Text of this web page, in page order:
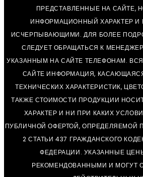
ПРЕДСТАВЛЕННЫЕ НА САЙТЕ,
ИНФОРМАЦИОННЫЙ ХАРАКТЕР И
ИСЧЕРПЫВАЮЩИМИ. ДЛЯ БОЛЕЕ
СЛЕДУЕТ ОБРАЩАТЬСЯ К
УКАЗАННЫМ НА САЙТЕ ТЕЛЕФОНАМ.
САЙТЕ ИНФОРМАЦИЯ,
ТЕХНИЧЕСКИХ ХАРАКТЕРИСТИК,
ТАКЖЕ СТОИМОСТИ ПРОДУКЦИИ
ХАРАКТЕР И НИ ПРИ КАКИХ
ПУБЛИЧНОЙ ОФЕРТОЙ, ОПРЕДЕЛЯЕМОЙ
2 СТАТЬИ 437 ГРАЖДАНСКОГО
ФЕДЕРАЦИИ. УКАЗАННЫЕ
РЕКОМЕНДОВАННЫМИ И МОГУТ